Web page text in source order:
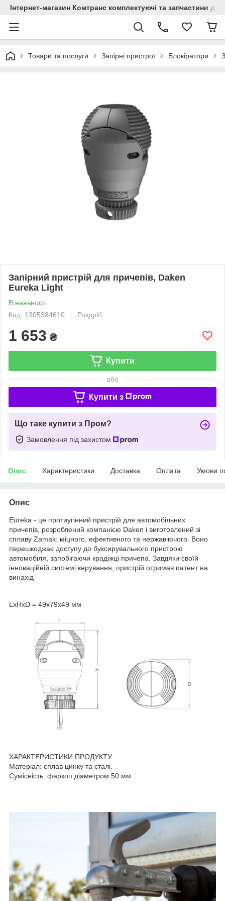
Інтернет-магазин Комтранс комплектуючі та запчастини
Товари та послуги Запірні пристрої Блокіратори
Запірний пристрій для причепів, Daken
Eureka Light
В наявності
Код: 1305384610
Роздріб
1 653 ₴
Купити
або
Купити з
Що таке купити з Пром?
Замовлення під захистом
Опис Характеристики Доставка Оплата Умови
Опис
Eureka - це протиугінний пристрій для автомобільних
причепів, розроблений компанією Daken і виготовлений зі
сплаву Zamak: міцного, ефективного та нержавіючого. Воно
перешкоджає доступу до буксирувального пристрою
автомобіля, запобігаючи крадіжці причепа. Завдяки своїй
інноваційній системі керування, пристрій отримав патент на
винахід
LхHхD = 49х79х49 мм
ХАРАКТЕРИСТИКИ ПРОДУКТУ:
Матеріал: сплав цинку та сталі.
Сумісність: фаркоп діаметром 50 мм.